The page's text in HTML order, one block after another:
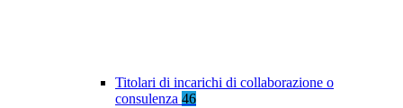
Titolari di incarichi di collaborazione o
consulenza 46